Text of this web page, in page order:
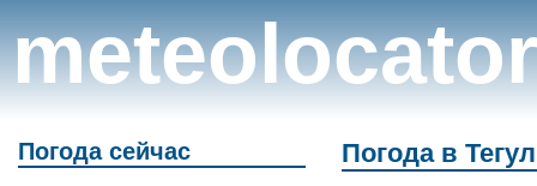
meteolocator
Погода сейчас Погода в